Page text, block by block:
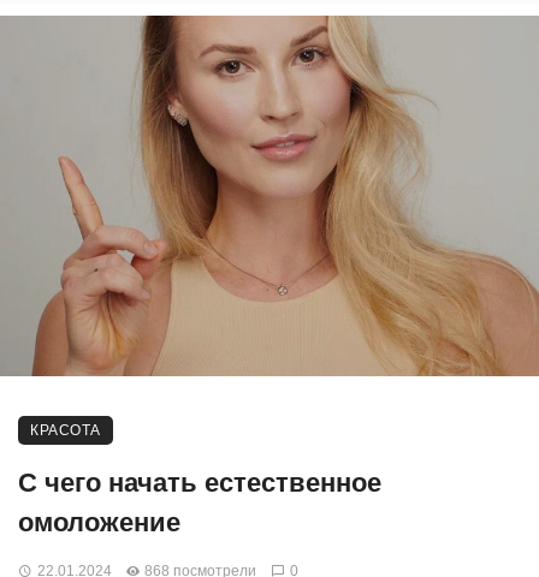
КРАСОТА
С чего начать естественное
омоложение
22.01.2024 868 посмотрели 0